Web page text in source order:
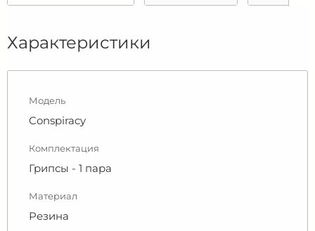
Характеристики
Модель
Conspiracy
Комплектация
Грипсы - 1 пара
Материал
Резина